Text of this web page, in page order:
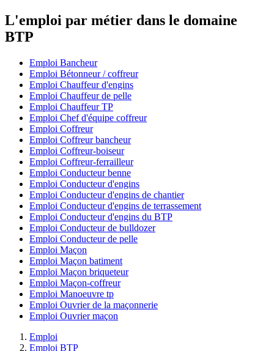
L'emploi par métier dans le domaine
BTP
Emploi Bancheur
Emploi Bétonneur / coffreur
Emploi Chauffeur d'engins
Emploi Chauffeur de pelle
Emploi Chauffeur TP
Emploi Chef d'équipe coffreur
Emploi Coffreur
Emploi Coffreur bancheur
Emploi Coffreur-boiseur
Emploi Coffreur-ferrailleur
Emploi Conducteur benne
Emploi Conducteur d'engins
Emploi Conducteur d'engins de chantier
Emploi Conducteur d'engins de terrassement
Emploi Conducteur d'engins du BTP
Emploi Conducteur de bulldozer
Emploi Conducteur de pelle
Emploi Maçon
Emploi Maçon batiment
Emploi Maçon briqueteur
Emploi Maçon-coffreur
Emploi Manoeuvre tp
Emploi Ouvrier de la maçonnerie
Emploi Ouvrier maçon
Emploi
Emploi BTP